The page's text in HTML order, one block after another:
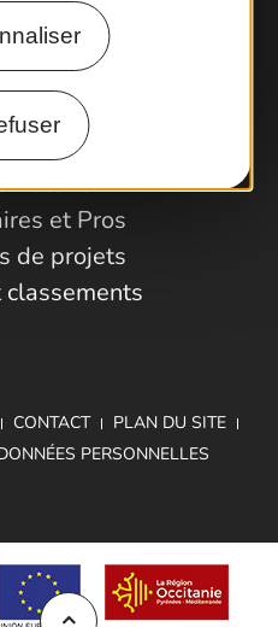
venir ?
Pro
et Pros
de projets
CONTACT
PLAN DU SITE
PERSONNELLES